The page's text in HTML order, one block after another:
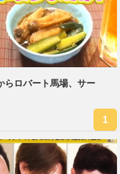
らロバート馬場、サー